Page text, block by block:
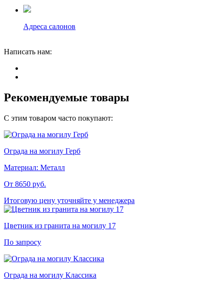
Адреса салонов
Написать нам:
Рекомендуемые товары
С этим товаром часто покупают:
Ограда на могилу Герб
Материал: Металл
От 8650 руб.
Итоговую цену уточняйте у менеджера
Цветник из гранита на могилу 17
По запросу
Ограда на могилу Классика